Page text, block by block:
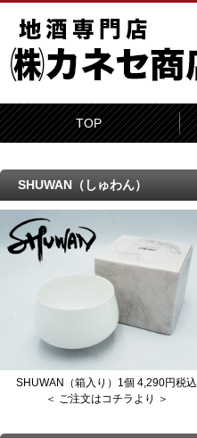
TOP
SHUWAN（しゅわん）
SHUWAN（箱入り）1個 4,290円税込
＜ ご注文はコチラより ＞